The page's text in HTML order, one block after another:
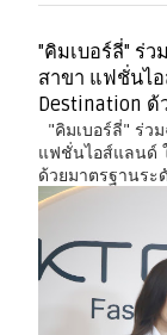
"คิมเบอร์ลี่" ร่ว
สาขา แฟชั่นไอ
Destination ด้
"คิมเบอร์ลี่" ร่ว
แฟชั่นไอส์แลนด์
ด้วยมาตรฐานระ